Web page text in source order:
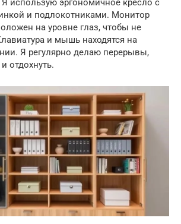
Я использую эргономичное кресло с
и подлокотниками. Монитор
на уровне глаз, чтобы не
и мышь находятся на
Я регулярно делаю перерывы,
отдохнуть.